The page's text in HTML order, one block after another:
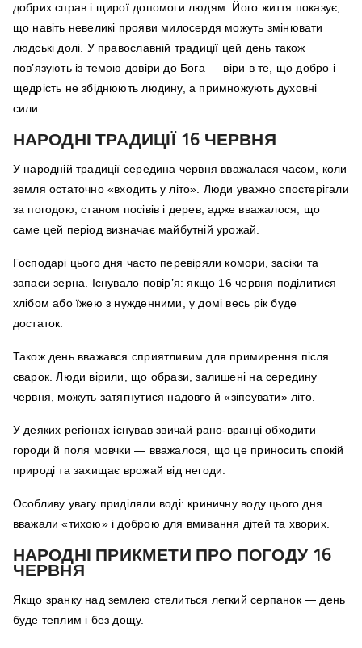
добрих справ і щирої допомоги людям. Його життя показує,
що навіть невеликі прояви милосердя можуть змінювати
людські долі. У православній традиції цей день також
пов’язують із темою довіри до Бога — віри в те, що добро і
щедрість не збіднюють людину, а примножують духовні
сили.
НАРОДНІ ТРАДИЦІЇ 16 ЧЕРВНЯ
У народній традиції середина червня вважалася часом, коли
земля остаточно «входить у літо». Люди уважно спостерігали
за погодою, станом посівів і дерев, адже вважалося, що
саме цей період визначає майбутній урожай.
Господарі цього дня часто перевіряли комори, засіки та
запаси зерна. Існувало повір’я: якщо 16 червня поділитися
хлібом або їжею з нужденними, у домі весь рік буде
достаток.
Також день вважався сприятливим для примирення після
сварок. Люди вірили, що образи, залишені на середину
червня, можуть затягнутися надовго й «зіпсувати» літо.
У деяких регіонах існував звичай рано-вранці обходити
городи й поля мовчки — вважалося, що це приносить спокій
природі та захищає врожай від негоди.
Особливу увагу приділяли воді: криничну воду цього дня
вважали «тихою» і доброю для вмивання дітей та хворих.
НАРОДНІ ПРИКМЕТИ ПРО ПОГОДУ 16
ЧЕРВНЯ
Якщо зранку над землею стелиться легкий серпанок — день
буде теплим і без дощу.